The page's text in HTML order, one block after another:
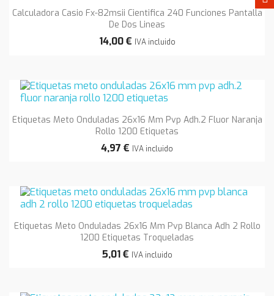
Calculadora Casio Fx-82msii Cientifica 240 Funciones Pantalla
De Dos Lineas
14,00 € IVA incluido
Etiquetas Meto Onduladas 26x16 Mm Pvp Adh.2 Fluor Naranja
Rollo 1200 Etiquetas
4,97 € IVA incluido
Etiquetas Meto Onduladas 26x16 Mm Pvp Blanca Adh 2 Rollo
1200 Etiquetas Troqueladas
5,01 € IVA incluido